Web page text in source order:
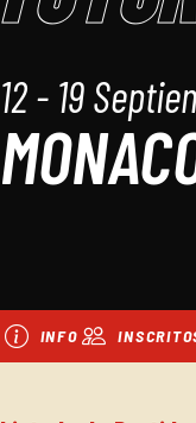
12 - 19
INFO